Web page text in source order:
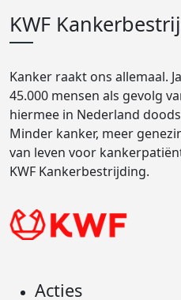
KWF
Kanker raakt ons allemaal.
45.000 mensen als gevolg
hiermee in Nederland
Minder kanker, meer
van leven voor
KWF Kankerbestrijding.
Acties